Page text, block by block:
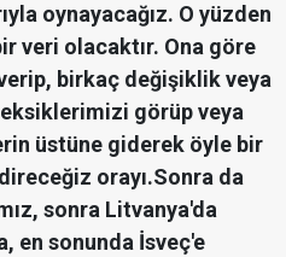
oynayacağız. O yüzden
veri olacaktır. Ona göre
birkaç değişiklik veya
görüp veya
üstüne giderek öyle bir
orayı.Sonra da
sonra Litvanya'da
en sonunda İsveç'e